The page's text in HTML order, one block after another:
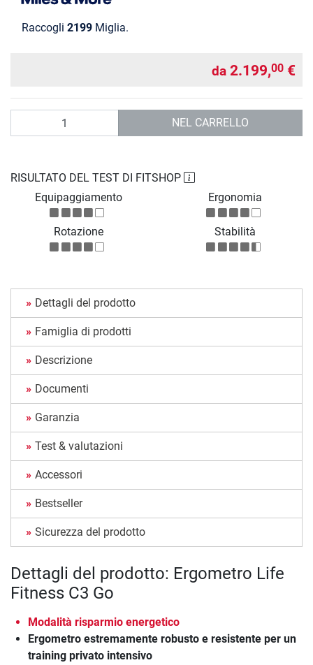
Raccogli 2199 Miglia.
da 2.199,00 €
NEL CARRELLO
RISULTATO DEL TEST DI FITSHOP
Equipaggiamento
Ergonomia
Rotazione Stabilità
Dettagli del prodotto
Famiglia di prodotti
Descrizione
Documenti
Garanzia
Test & valutazioni
Accessori
Bestseller
Sicurezza del prodotto
Dettagli del prodotto: Ergometro Life
Fitness C3 Go
Modalità risparmio energetico
Ergometro estremamente robusto e resistente per un
training privato intensivo